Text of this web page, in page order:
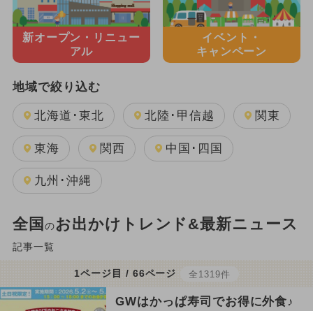
新オープン・ リニュー
アル
イベント・
キャンペーン
地域で絞り込む
北海道･東北 北陸･甲信越 関東
東海 関西 中国･四国
九州･沖縄
全国 のお出かけトレンド&最新ニュース
記事一覧
1ページ目 / 66ページ 全1319件
GWはかっぱ寿司でお得に外食♪